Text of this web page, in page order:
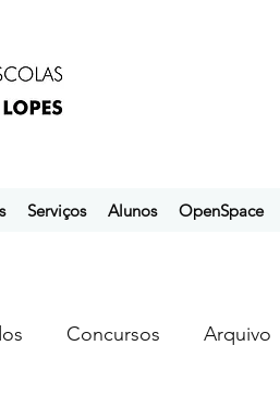
Serviços Alunos OpenSpace
Concursos Arquivo